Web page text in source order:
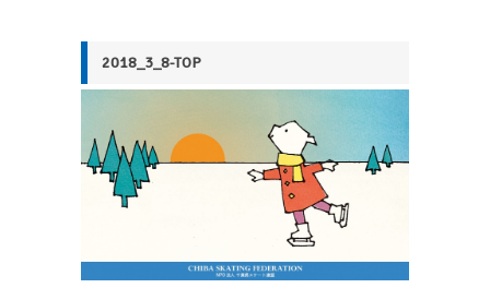
2018_3_8-TOP